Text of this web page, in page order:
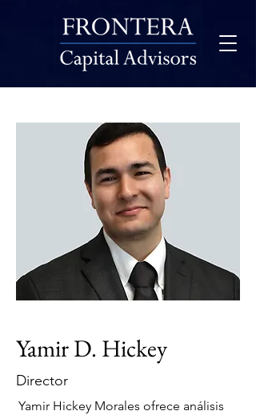
Yamir D. Hickey
Director
Yamir Hickey Morales ofrece análisis